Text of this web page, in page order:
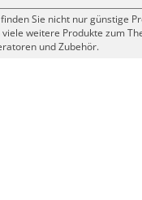
Sie nicht nur günstige
viele weitere Produkte zum
und Zubehör.